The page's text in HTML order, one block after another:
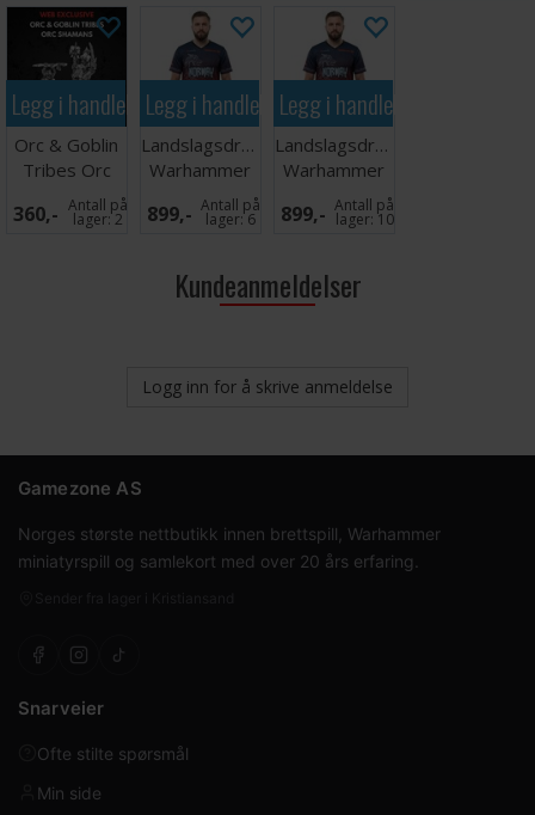
Legg i handlekurven
Orc & Goblin
Tribes Orc
Shamans
360,- Antall på
lager:2
Legg i handlekurven
Landslagsdrakt
Warhammer
2026 Norge
M
899,- Antall på
lager:6
Legg i handlekurven
Landslagsdrakt
Warhammer
2026 Norge L
899,- Antall på
lager: 10
Kundeanmeldelser
Logg inn for å skrive anmeldelse
Gamezone AS
Norges største nettbutikk innen brettspill, Warhammer
miniatyrspill og samlekort med over 20 års erfaring.
Snarveier
Ofte stilte spørsmål
Min side